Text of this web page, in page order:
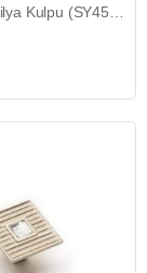
Kulpu (SY4535